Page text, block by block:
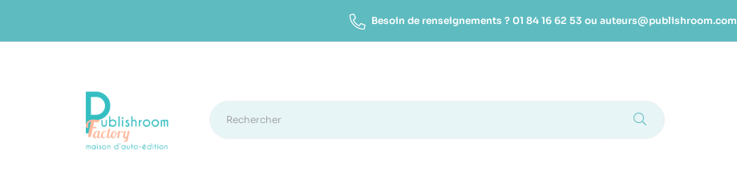
Besoin de renseignements ? 01 84 16 62 53 ou auteurs@publishroom.com